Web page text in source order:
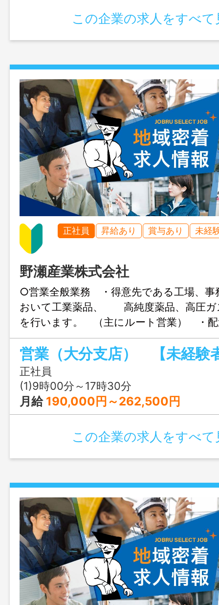
この企業の求人をすべて
正社員 昇給あり 賞与あり 未経
野瀬産業株式会社
○営業全般業務 ・得意先である工場、事
おいて工業薬品、 高純度薬品、高圧ガ
を行います。 （主にルート営業） ・配
す。 ＊エリア：大分県一円・一部福
社用車（ＡＴ車）使用。 ＊入社後先輩社
ます。（２ヶ月
＊変更範囲：変更なし
営業（大分支店） 【未経験
正社員
(1)9時00分～17時30分
月給 190,000円～262,500円
この企業の求人をすべて